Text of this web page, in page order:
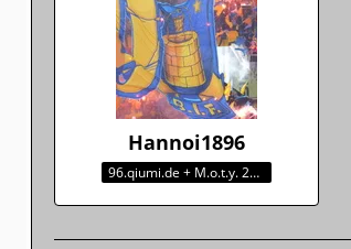
Hannoi1896
96.qiumi.de + M.o.t.y. 2017